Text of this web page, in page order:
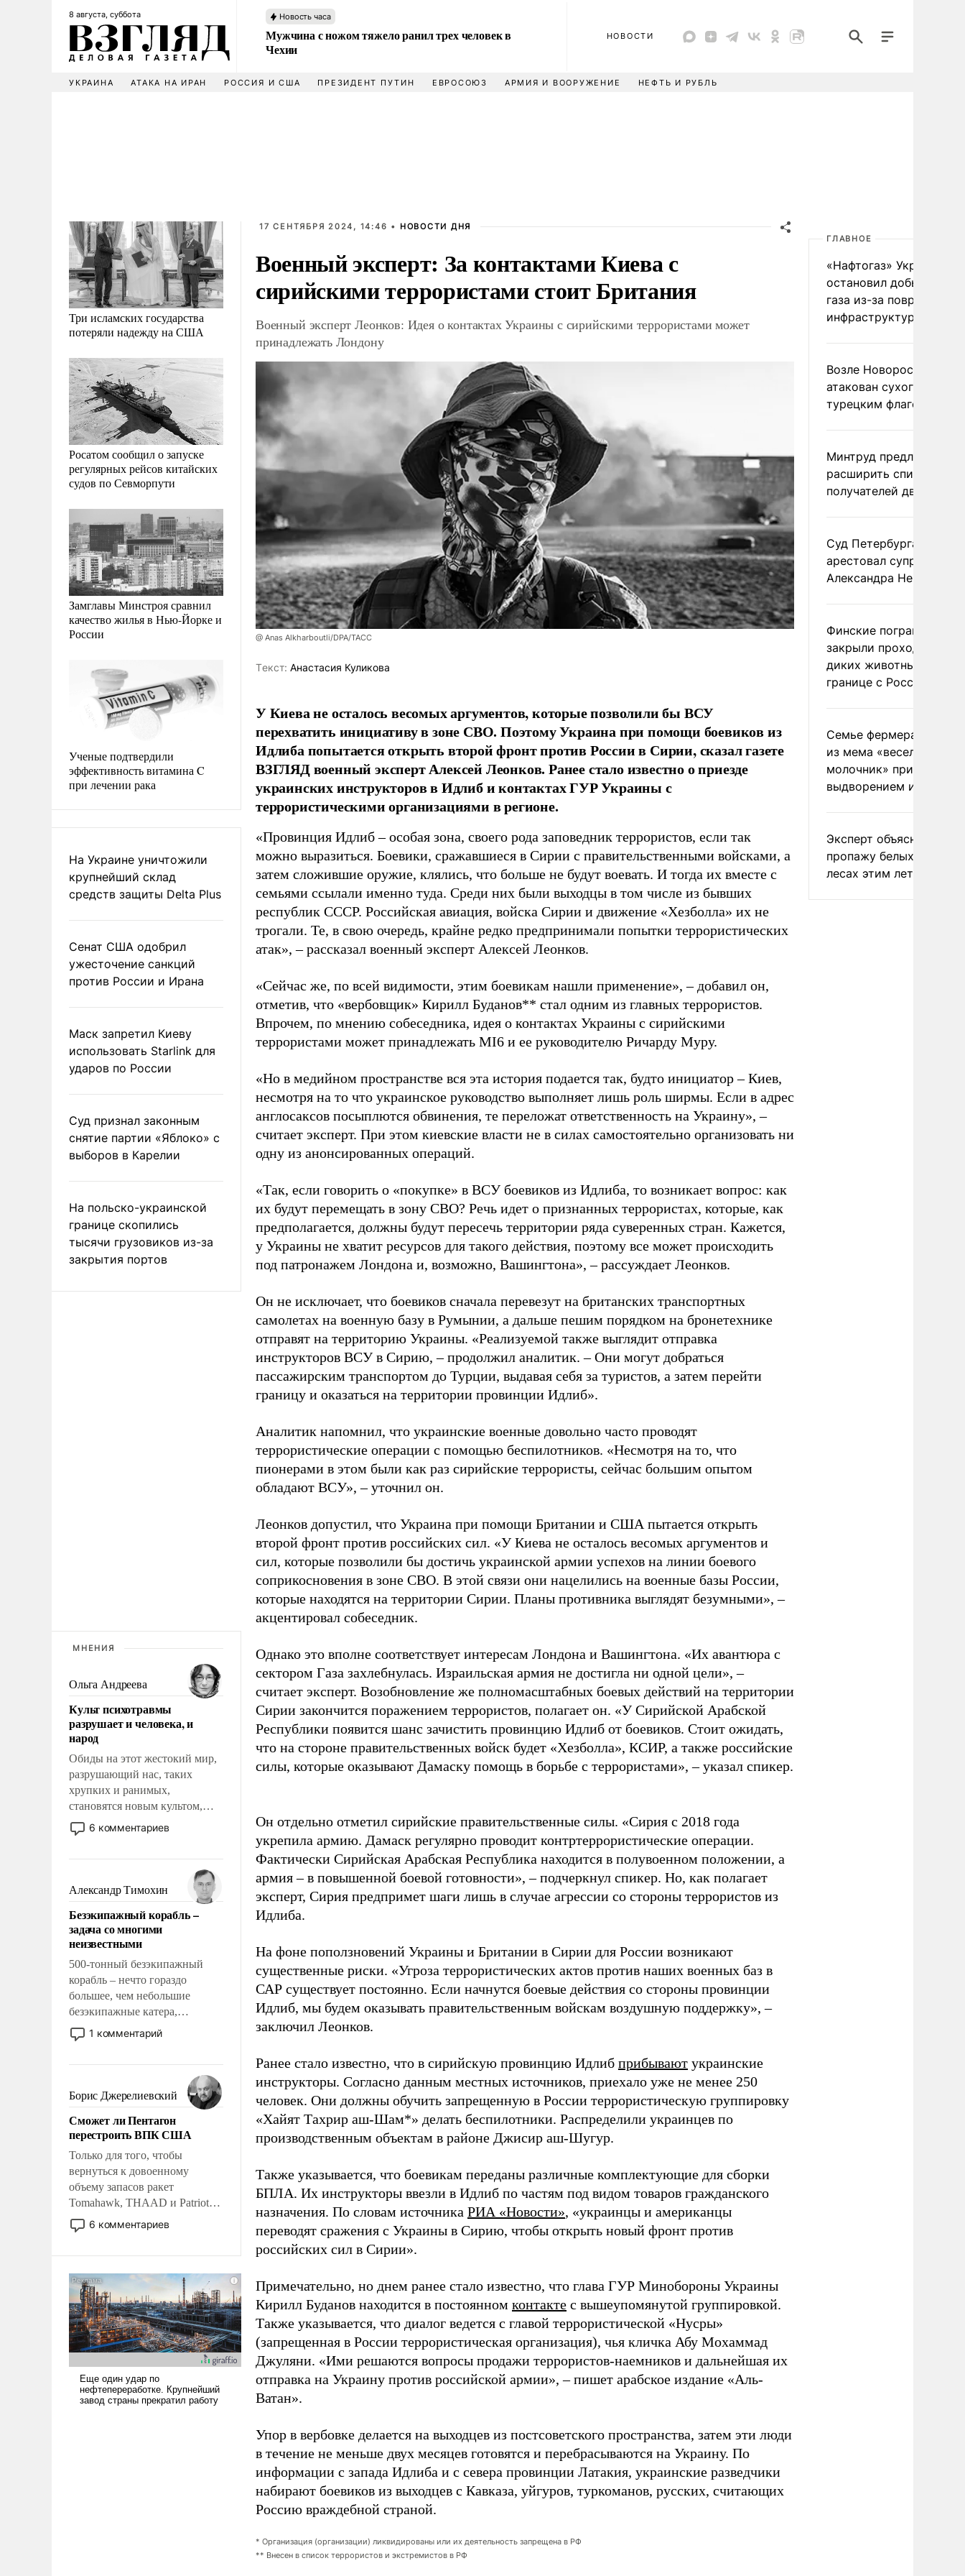
8 августа, суббота Новость часа
Мужчина с ножом тяжело ранил трех человек в
Чехии
НОВОСТИ
УКРАИНА АТАКА НА ИРАН РОССИЯ И США ПРЕЗИДЕНТ ПУТИН ЕВРОСОЮЗ АРМИЯ И ВООРУЖЕНИЕ НЕФТЬ И РУБЛЬ
Три исламских государства
потеряли надежду на США
Росатом сообщил о запуске
регулярных рейсов китайских
судов по Севморпути
Замглавы Минстроя сравнил
качество жилья в Нью-Йорке и
России
Ученые подтвердили
эффективность витамина C
при лечении рака
На Украине уничтожили
крупнейший склад
средств защиты Delta Plus
Сенат США одобрил
ужесточение санкций
против России и Ирана
Маск запретил Киеву
использовать Starlink для
ударов по России
Суд признал законным
снятие партии «Яблоко» с
выборов в Карелии
На польско-украинской
границе скопились
тысячи грузовиков из-за
закрытия портов
МНЕНИЯ
Ольга Андреева
Культ психотравмы
разрушает и человека, и
народ
Обиды на этот жестокий мир,
разрушающий нас, таких
хрупких и ранимых,
становятся новым культом,
постепенно вытесняя и
отменяя традиционное
мужественным и твердым под
ударами судьбы, брать на себя
ответственность, помогать
слабым, идти вперед и
адаптироваться.
6 комментариев
Александр Тимохин
Безэкипажный корабль –
задача со многими
неизвестными
500-тонный безэкипажный
корабль – нечто гораздо
большее, чем небольшие
безэкипажные катера,
применение которых уже
стало обыденностью. Задача по
сложна и амбициозна. Однако
и ее реализация радикально
поднимет наши боевые
возможности.
1 комментарий
Борис Джерелиевский
Сможет ли Пентагон
перестроить ВПК США
Только для того, чтобы
вернуться к довоенному
объему запасов ракет
Tomahawk, THAAD и Patriot
США потребуется более трех
лет. Даже небольшая война с
Сложившаяся ситуация
означает многолетний период
уязвимости США, например,
перед Китаем.
6 комментариев
17 СЕНТЯБРЯ 2024, 14:46 • НОВОСТИ ДНЯ
Военный эксперт: За контактами Киева с
сирийскими террористами стоит Британия
Военный эксперт Леонков: Идея о контактах Украины с сирийскими террористами может
принадлежать Лондону
@ Anas Alkharboutli/DPA/ТАСС
Tекст: Анастасия Куликова
У Киева не осталось весомых аргументов, которые позволили бы ВСУ
перехватить инициативу в зоне СВО. Поэтому Украина при помощи боевиков из
Идлиба попытается открыть второй фронт против России в Сирии, сказал газете
ВЗГЛЯД военный эксперт Алексей Леонков. Ранее стало известно о приезде
украинских инструкторов в Идлиб и контактах ГУР Украины с
террористическими организациями в регионе.
«Провинция Идлиб – особая зона, своего рода заповедник террористов, если так
можно выразиться. Боевики, сражавшиеся в Сирии с правительственными войсками, а
затем сложившие оружие, клялись, что больше не будут воевать. И тогда их вместе с
семьями ссылали именно туда. Среди них были выходцы в том числе из бывших
республик СССР. Российская авиация, войска Сирии и движение «Хезболла» их не
трогали. Те, в свою очередь, крайне редко предпринимали попытки террористических
атак», – рассказал военный эксперт Алексей Леонков.
«Сейчас же, по всей видимости, этим боевикам нашли применение», – добавил он,
отметив, что «вербовщик» Кирилл Буданов** стал одним из главных террористов.
Впрочем, по мнению собеседника, идея о контактах Украины с сирийскими
террористами может принадлежать MI6 и ее руководителю Ричарду Муру.
«Но в медийном пространстве вся эта история подается так, будто инициатор – Киев,
несмотря на то что украинское руководство выполняет лишь роль ширмы. Если в адрес
англосаксов посыплются обвинения, те переложат ответственность на Украину», –
считает эксперт. При этом киевские власти не в силах самостоятельно организовать ни
одну из анонсированных операций.
«Так, если говорить о «покупке» в ВСУ боевиков из Идлиба, то возникает вопрос: как
их будут перемещать в зону СВО? Речь идет о признанных террористах, которые, как
предполагается, должны будут пересечь территории ряда суверенных стран. Кажется,
у Украины не хватит ресурсов для такого действия, поэтому все может происходить
под патронажем Лондона и, возможно, Вашингтона», – рассуждает Леонков.
Он не исключает, что боевиков сначала перевезут на британских транспортных
самолетах на военную базу в Румынии, а дальше пешим порядком на бронетехнике
отправят на территорию Украины. «Реализуемой также выглядит отправка
инструкторов ВСУ в Сирию, – продолжил аналитик. – Они могут добраться
пассажирским транспортом до Турции, выдавая себя за туристов, а затем перейти
границу и оказаться на территории провинции Идлиб».
Аналитик напомнил, что украинские военные довольно часто проводят
террористические операции с помощью беспилотников. «Несмотря на то, что
пионерами в этом были как раз сирийские террористы, сейчас большим опытом
обладают ВСУ», – уточнил он.
Леонков допустил, что Украина при помощи Британии и США пытается открыть
второй фронт против российских сил. «У Киева не осталось весомых аргументов и
сил, которые позволили бы достичь украинской армии успехов на линии боевого
соприкосновения в зоне СВО. В этой связи они нацелились на военные базы России,
которые находятся на территории Сирии. Планы противника выглядят безумными», –
акцентировал собеседник.
Однако это вполне соответствует интересам Лондона и Вашингтона. «Их авантюра с
сектором Газа захлебнулась. Израильская армия не достигла ни одной цели», –
считает эксперт. Возобновление же полномасштабных боевых действий на территории
Сирии закончится поражением террористов, полагает он. «У Сирийской Арабской
Республики появится шанс зачистить провинцию Идлиб от боевиков. Стоит ожидать,
что на стороне правительственных войск будет «Хезболла», КСИР, а также российские
силы, которые оказывают Дамаску помощь в борьбе с террористами», – указал спикер.
Он отдельно отметил сирийские правительственные силы. «Сирия с 2018 года
укрепила армию. Дамаск регулярно проводит контртеррористические операции.
Фактически Сирийская Арабская Республика находится в полувоенном положении, а
армия – в повышенной боевой готовности», – подчеркнул спикер. Но, как полагает
эксперт, Сирия предпримет шаги лишь в случае агрессии со стороны террористов из
Идлиба.
На фоне поползновений Украины и Британии в Сирии для России возникают
существенные риски. «Угроза террористических актов против наших военных баз в
САР существует постоянно. Если начнутся боевые действия со стороны провинции
Идлиб, мы будем оказывать правительственным войскам воздушную поддержку», –
заключил Леонков.
Ранее стало известно, что в сирийскую провинцию Идлиб прибывают украинские
инструкторы. Согласно данным местных источников, приехало уже не менее 250
человек. Они должны обучить запрещенную в России террористическую группировку
«Хайят Тахрир аш-Шам*» делать беспилотники. Распределили украинцев по
производственным объектам в районе Джисир аш-Шугур.
Также указывается, что боевикам переданы различные комплектующие для сборки
БПЛА. Их инструкторы ввезли в Идлиб по частям под видом товаров гражданского
назначения. По словам источника РИА «Новости», «украинцы и американцы
переводят сражения с Украины в Сирию, чтобы открыть новый фронт против
российских сил в Сирии».
Примечательно, но днем ранее стало известно, что глава ГУР Минобороны Украины
Кирилл Буданов находится в постоянном контакте с вышеупомянутой группировкой.
Также указывается, что диалог ведется с главой террористической «Нусры»
(запрещенная в России террористическая организация), чья кличка Абу Мохаммад
Джуляни. «Ими решаются вопросы продажи террористов-наемников и дальнейшая их
отправка на Украину против российской армии», – пишет арабское издание «Аль-
Ватан».
Упор в вербовке делается на выходцев из постсоветского пространства, затем эти люди
в течение не меньше двух месяцев готовятся и перебрасываются на Украину. По
информации с запада Идлиба и с севера провинции Латакия, украинские разведчики
набирают боевиков из выходцев с Кавказа, уйгуров, туркоманов, русских, считающих
Россию враждебной страной.
* Организация (организации) ликвидированы или их деятельность запрещена в РФ
** Внесен в список террористов и экстремистов в РФ
ГЛАВНОЕ
«Нафтогаз» Украины
остановил добычу
газа из-за повреждения
инфраструктуры
Возле Новороссийска
атакован сухогруз под
турецким флагом
Минтруд предложил
расширить список
получателей двух
Суд Петербурга заочно
арестовал супругу
Александра Невзорова
Финские пограничники
закрыли проходы для
диких животных на
границе с Россией
Семье фермера
из мема «веселый
молочник» пригрозили
выдворением из
Эксперт объяснил
пропажу белых грибов
лесах этим летом